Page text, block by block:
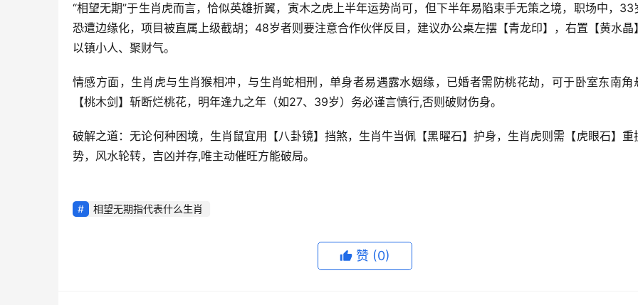
“相望无期”于生肖虎而言，恰似英雄折翼，寅木之虎上半年运势尚可，但下半年易陷束手无策之境，职场中，33
恐遭边缘化，项目被直属上级截胡；48岁者则要注意合作伙伴反目，建议办公桌左摆【青龙印】，右置【黄水晶
以镇小人、聚财气。
情感方面，生肖虎与生肖猴相冲，与生肖蛇相刑，单身者易遇露水姻缘，已婚者需防桃花劫，可于卧室东南角
【桃木剑】斩断烂桃花，明年逢九之年（如27、39岁）务必谨言慎行,否则破财伤身。
破解之道：无论何种困境，生肖鼠宜用【八卦镜】挡煞，生肖牛当佩【黑曜石】护身，生肖虎则需【虎眼石】重
势，风水轮转，吉凶并存,唯主动催旺方能破局。
相望无期指代表什么生肖
赞 (0)